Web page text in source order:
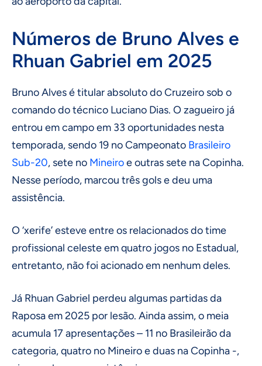
Números de Bruno Alves e
Rhuan Gabriel em 2025
Bruno Alves é titular absoluto do Cruzeiro sob o
comando do técnico Luciano Dias. O zagueiro já
entrou em campo em 33 oportunidades nesta
temporada, sendo 19 no Campeonato Brasileiro
Sub-20, sete no Mineiroe outras sete na Copinha.
Nesse período, marcou três gols e deu uma
assistência.
O ‘xerife’ esteve entre os relacionados do time
profissional celeste em quatro jogos no Estadual,
entretanto, não foi acionado em nenhum deles.
Já Rhuan Gabriel perdeu algumas partidas da
Raposa em 2025 por lesão. Ainda assim, o meia
acumula 17 apresentações – 11 no Brasileirão da
categoria, quatro no Mineiro e duas na Copinha -,